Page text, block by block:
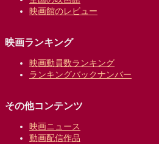
映画館のレビュー
映画ランキング
映画動員数ランキング
ランキングバックナンバー
その他コンテンツ
映画ニュース
動画配信作品